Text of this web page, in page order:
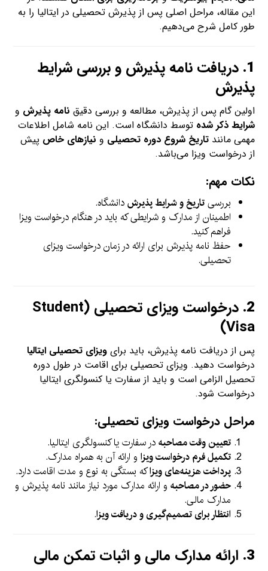
این مقاله، مراحل اصلی پس از پذیرش تحصیلی در ایتالیا را به
طور کامل شرح می‌دهیم.
1. دریافت نامه پذیرش و بررسی شرایط
پذیرش
اولین گام پس از پذیرش، مطالعه و بررسی دقیق نامه پذیرش و
شرایط ذکر شده توسط دانشگاه است. این نامه شامل اطلاعات
مهمی مانندتاریخ شروع دوره تحصیلی و نیازهای خاص پیش
از درخواست ویزا می‌باشد.
نکات مهم:
بررسیتاریخ و شرایط پذیرشدانشگاه.
اطمینان از مدارک و شرایطی که باید در هنگام درخواست ویزا
فراهم کنید.
حفظ نامه پذیرش برای ارائه در زمان درخواست ویزای
تحصیلی.
2.
درخواست ویزای تحصیلی (Student
Visa)
پس از دریافت نامه پذیرش، باید برایویزای تحصیلی ایتالیا
درخواست دهید. ویزای تحصیلی برای اقامت در طول دوره
تحصیل الزامی است و باید از سفارت یا کنسولگری ایتالیا
درخواست شود.
مراحل درخواست ویزای تحصیلی:
تعیین وقت مصاحبهدر سفارت یا کنسولگری ایتالیا.
تکمیل فرم درخواست ویزا و ارائه آن به همراه مدارک.
پرداخت هزینه‌های ویزاکه بستگی به نوع و مدت اقامت دارد.
حضور در مصاحبه و ارائه مدارک مورد نیاز مانند نامه پذیرش و
مدارک مالی.
انتظار برای تصمیم‌گیری و دریافت ویزا.
3. ارائه مدارک مالی و اثبات تمکن مالی